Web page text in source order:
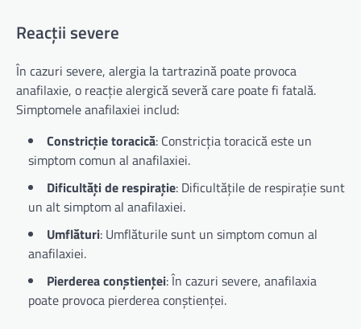
Reacții severe
În cazuri severe, alergia la tartrazină poate provoca
anafilaxie, o reacție alergică severă care poate fi fatală.
Simptomele anafilaxiei includ:
Constricție toracică: Constricția toracică este un
simptom comun al anafilaxiei.
Dificultăți de respirație: Dificultățile de respirație sunt
un alt simptom al anafilaxiei.
Umflături: Umflăturile sunt un simptom comun al
anafilaxiei.
Pierderea conștienței: În cazuri severe, anafilaxia
poate provoca pierderea conștienței.